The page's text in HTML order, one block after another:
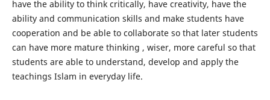
have the ability to think critically, have creativity, have the
ability and communication skills and make students have
cooperation and be able to collaborate so that later students
can have more mature thinking , wiser, more careful so that
students are able to understand, develop and apply the
teachings Islam in everyday life.